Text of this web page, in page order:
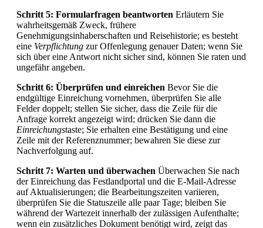
Schritt 5: Formularfragen beantworten Erläutern Sie
wahrheitsgemäß Zweck, frühere
Genehmigungsinhaberschaften und Reisehistorie; es besteht
eine Verpflichtung zur Offenlegung genauer Daten; wenn Sie
sich über eine Antwort nicht sicher sind, können Sie raten und
ungefähr angeben.
Schritt 6: Überprüfen und einreichen Bevor Sie die
endgültige Einreichung vornehmen, überprüfen Sie alle
Felder doppelt; stellen Sie sicher, dass die Zeile für die
Anfrage korrekt angezeigt wird; drücken Sie dann die
Einreichungstaste; Sie erhalten eine Bestätigung und eine
Zeile mit der Referenznummer; bewahren Sie diese zur
Nachverfolgung auf.
Schritt 7: Warten und überwachen Überwachen Sie nach
der Einreichung das Festlandportal und die E-Mail-Adresse
auf Aktualisierungen; die Bearbeitungszeiten variieren,
überprüfen Sie die Statuszeile alle paar Tage; bleiben Sie
während der Wartezeit innerhalb der zulässigen Aufenthalte;
wenn ein zusätzliches Dokument benötigt wird, zeigt das